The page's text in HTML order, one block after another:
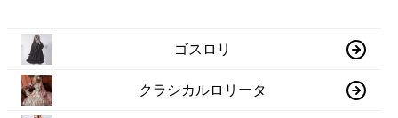
ゴスロリ
クラシカルロリータ